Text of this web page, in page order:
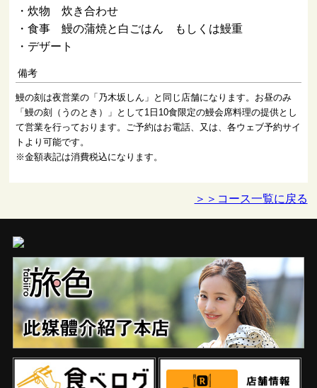
・炊物 炊き合わせ
・食事 鰻の蒲焼と白ごはん もしくは鰻重
・デザート
備考
鰻の刻は夜営業の「乃木坂しん」と同じ店舗になります。お昼のみ
「鰻の刻（うのとき）」として1日10食限定の鰻会席料理の提供とし
て営業を行っております。ご予約はお電話、又は、各ウェブ予約サイ
トより可能です。
※金額表記は消費税込になります。
＞＞コース一覧に戻る